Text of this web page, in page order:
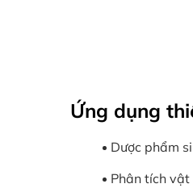
Ứng dụng
Dược phẩm
Phân tích vật